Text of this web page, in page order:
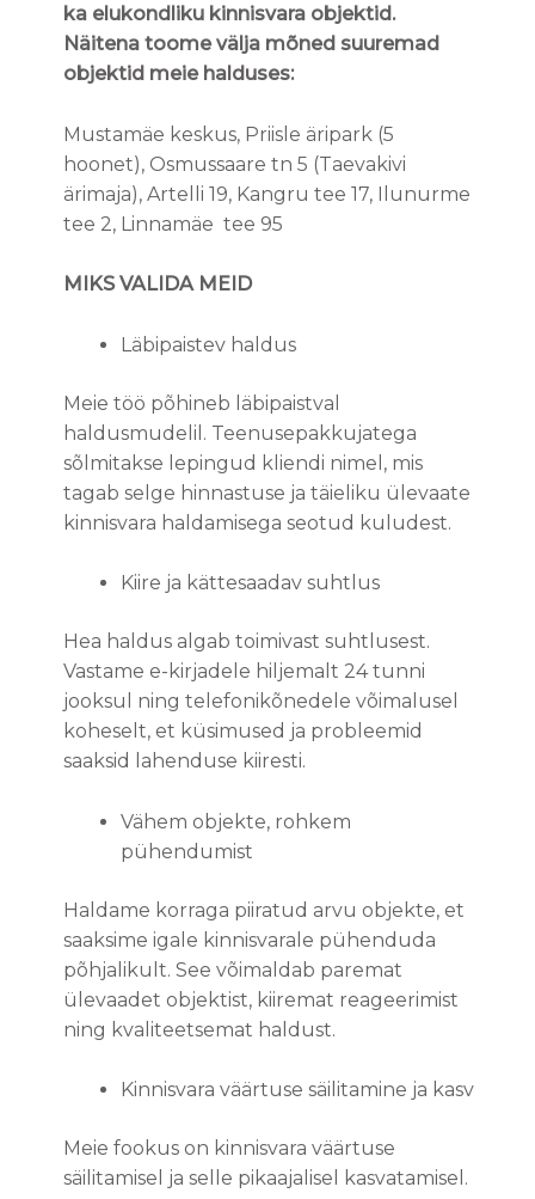
ka elukondliku kinnisvara objektid.
Näitena toome välja mõned suuremad
objektid meie halduses:
Mustamäe keskus, Priisle äripark (5
hoonet), Osmussaare tn 5 (Taevakivi
ärimaja), Artelli 19, Kangru tee 17, Ilunurme
tee 2, Linnamäe tee 95
MIKS VALIDA MEID
Läbipaistev haldus
Meie töö põhineb läbipaistval
haldusmudelil. Teenusepakkujatega
sõlmitakse lepingud kliendi nimel, mis
tagab selge hinnastuse ja täieliku ülevaate
kinnisvara haldamisega seotud kuludest.
Kiire ja kättesaadav suhtlus
Hea haldus algab toimivast suhtlusest.
Vastame e-kirjadele hiljemalt 24 tunni
jooksul ning telefonikõnedele võimalusel
koheselt, et küsimused ja probleemid
saaksid lahenduse kiiresti.
Vähem objekte, rohkem
pühendumist
Haldame korraga piiratud arvu objekte, et
saaksime igale kinnisvarale pühenduda
põhjalikult. See võimaldab paremat
ülevaadet objektist, kiiremat reageerimist
ning kvaliteetsemat haldust.
Kinnisvara väärtuse säilitamine ja kasv
Meie fookus on kinnisvara väärtuse
säilitamisel ja selle pikaajalisel kasvatamisel.